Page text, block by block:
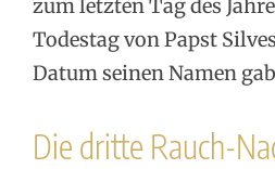
zum letzten Tag des
Todestag von Papst
Datum seinen Namen
Die dritte Rauch-